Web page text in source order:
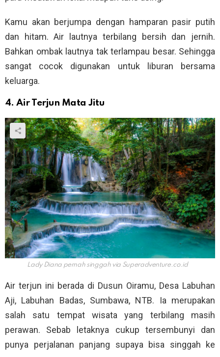
Kamu akan berjumpa dengan hamparan pasir putih
dan hitam. Air lautnya terbilang bersih dan jernih.
Bahkan ombak lautnya tak terlampau besar. Sehingga
sangat cocok digunakan untuk liburan bersama
keluarga.
4. Air Terjun Mata Jitu
Lady Diana pernah singgah via Superadventure.co.id
Air terjun ini berada di Dusun Oiramu, Desa Labuhan
Aji, Labuhan Badas, Sumbawa, NTB. Ia merupakan
salah satu tempat wisata yang terbilang masih
perawan. Sebab letaknya cukup tersembunyi dan
punya perjalanan panjang supaya bisa singgah ke